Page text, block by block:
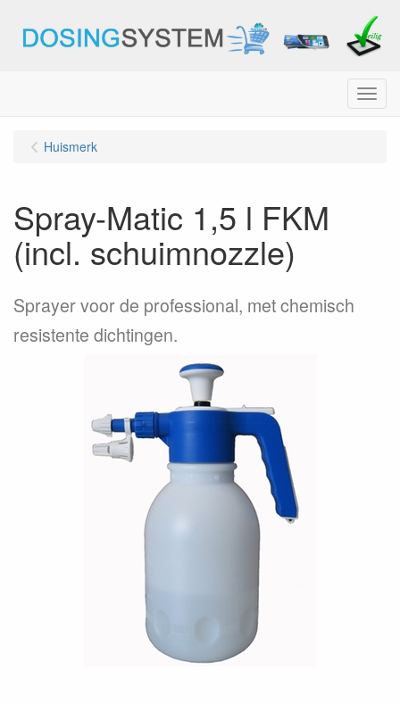
Menu
Huismerk
Spray-Matic 1,5 l FKM
(incl. schuimnozzle)
Sprayer voor de professional, met chemisch
resistente dichtingen.